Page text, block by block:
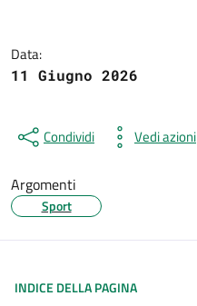
Data:
11 Giugno 2026
Condividi Vedi azioni
Argomenti
Sport
INDICE DELLA PAGINA